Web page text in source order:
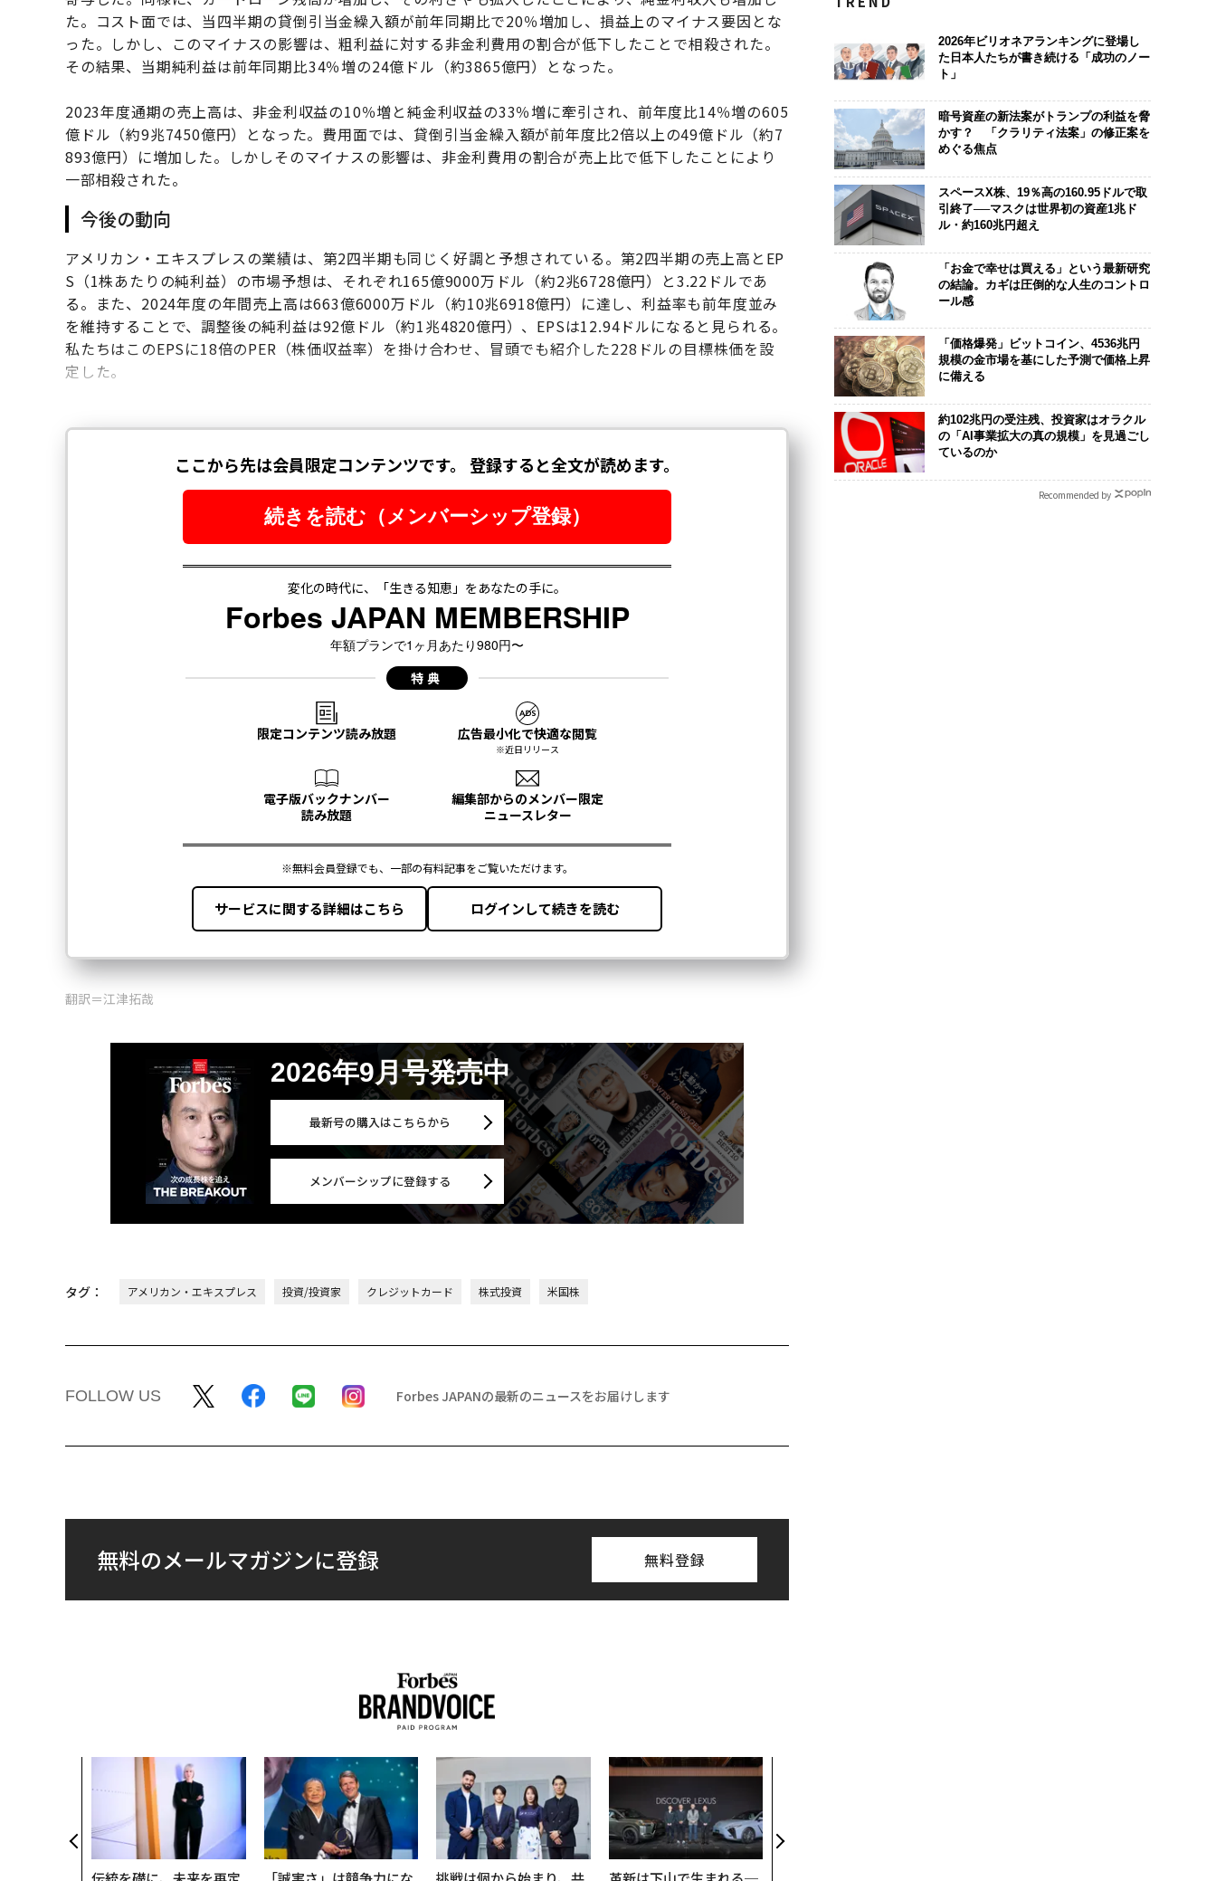
た。コスト面では、当四半期の貸倒引当金繰入額が前年同期比で20％増加し、損益上のマイナス要因とな
った。しかし、このマイナスの影響は、粗利益に対する非金利費用の割合が低下したことで相殺された。
その結果、当期純利益は前年同期比34％増の24億ドル（約3865億円）となった。
2023年度通期の売上高は、非金利収益の10％増と純金利収益の33％増に牽引され、前年度比14％増の605
億ドル（約9兆7450億円）となった。費用面では、貸倒引当金繰入額が前年度比2倍以上の49億ドル（約7
893億円）に増加した。しかしそのマイナスの影響は、非金利費用の割合が売上比で低下したことにより
一部相殺された。
今後の動向
アメリカン・エキスプレスの業績は、第2四半期も同じく好調と予想されている。第2四半期の売上高とEP
S（1株あたりの純利益）の市場予想は、それぞれ165億9000万ドル（約2兆6728億円）と3.22ドルであ
る。また、2024年度の年間売上高は663億6000万ドル（約10兆6918億円）に達し、利益率も前年度並み
を維持することで、調整後の純利益は92億ドル（約1兆4820億円）、EPSは12.94ドルになると見られる。
私たちはこのEPSに18倍のPER（株価収益率）を掛け合わせ、冒頭でも紹介した228ドルの目標株価を設
定した。
翻訳＝江津拓哉
2026年9月号発売中
最新号の購入はこちらから
メンバーシップに登録する
タグ： アメリカン・エキスプレス 投資/投資家 クレジットカード 株式投資 米国株
FOLLOW US Forbes JAPANの最新のニュースをお届けします
無料のメールマガジンに登録 無料登録
2026年ビリオネアランキングに登場し
た日本人たちが書き続ける「成功のノー
ト」
暗号資産の新法案がトランプの利益を脅
かす？ 「クラリティ法案」の修正案を
めぐる焦点
スペースX株、19％高の160.95ドルで取
引終了──マスクは世界初の資産1兆ド
ル・約160兆円超え
「お金で幸せは買える」という最新研究
の結論。カギは圧倒的な人生のコントロ
ール感
「価格爆発」ビットコイン、4536兆円
規模の金市場を基にした予測で価格上昇
に備える
約102兆円の受注残、投資家はオラクル
の「AI事業拡大の真の規模」を見過ごし
ているのか
Recommended by